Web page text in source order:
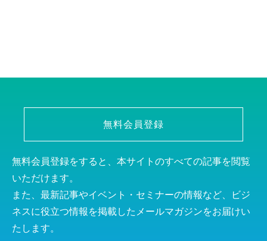
無料会員登録
無料会員登録をすると、本サイトのすべての記事を閲覧
いただけます。
また、最新記事やイベント・セミナーの情報など、ビジ
ネスに役立つ情報を掲載したメールマガジンをお届けい
たします。